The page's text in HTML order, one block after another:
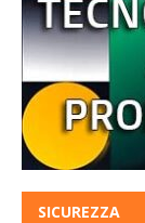
SICUREZZA